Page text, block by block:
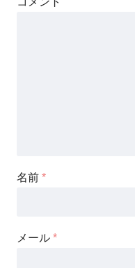
名前 *
メール *